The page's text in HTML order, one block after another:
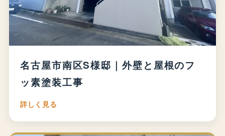
名古屋市南区S様邸｜外壁と屋根のフ
ッ素塗装工事
詳しく見る